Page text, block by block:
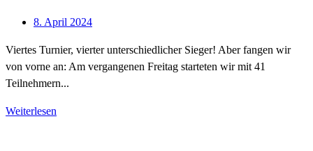
8. April 2024
Viertes Turnier, vierter unterschiedlicher Sieger! Aber fangen wir
von vorne an: Am vergangenen Freitag starteten wir mit 41
Teilnehmern...
Weiterlesen